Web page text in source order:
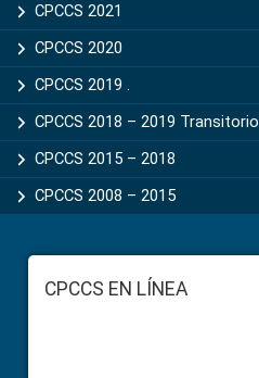
CPCCS 2021
CPCCS 2020
CPCCS 2019 .
CPCCS 2018 – 2019 Transitorio
CPCCS 2015 – 2018
CPCCS 2008 – 2015
FooterCPCCS EN LÍNEA